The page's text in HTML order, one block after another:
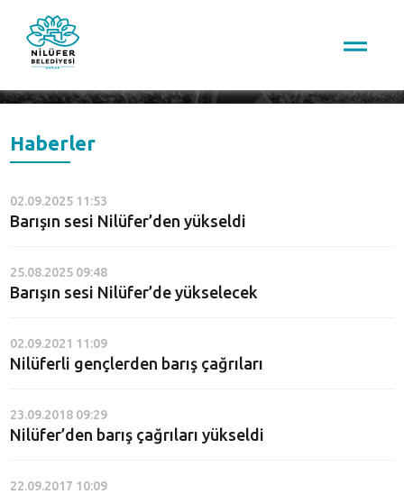
Haberler
02.09.2025 11:53
Barışın sesi Nilüfer’den yükseldi
25.08.2025 09:48
Barışın sesi Nilüfer’de yükselecek
02.09.2021 11:09
Nilüferli gençlerden barış çağrıları
23.09.2018 09:29
Nilüfer’den barış çağrıları yükseldi
22.09.2017 10:09